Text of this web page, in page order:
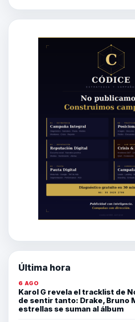
Última hora
6 AGO
Karol G revela el tracklist de
de sentir tanto: Drake, Bruno
estrellas se suman al álbum